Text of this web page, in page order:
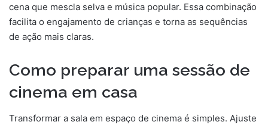
cena que mescla selva e música popular. Essa combinação
facilita o engajamento de crianças e torna as sequências
de ação mais claras.
Como preparar uma sessão de
cinema em casa
Transformar a sala em espaço de cinema é simples. Ajuste